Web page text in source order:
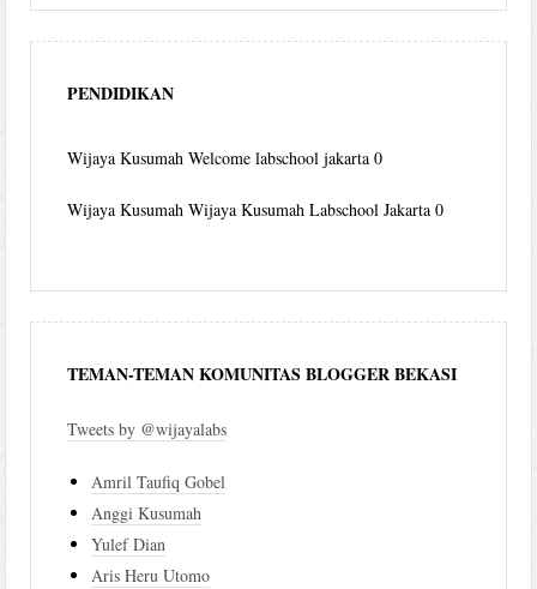
PENDIDIKAN
Wijaya Kusumah Welcome labschool jakarta 0
Wijaya Kusumah Wijaya Kusumah Labschool Jakarta 0
TEMAN-TEMAN KOMUNITAS BLOGGER BEKASI
Tweets by @wijayalabs
Amril Taufiq Gobel
Anggi Kusumah
Yulef Dian
Aris Heru Utomo